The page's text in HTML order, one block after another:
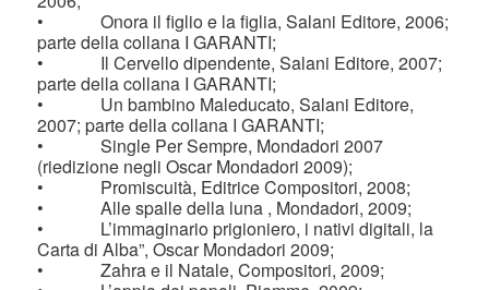
• Onora il figlio e la figlia, Salani Editore, 2006;
parte della collana I GARANTI;
• Il Cervello dipendente, Salani Editore, 2007;
parte della collana I GARANTI;
• Un bambino Maleducato, Salani Editore,
2007; parte della collana I GARANTI;
• Single Per Sempre, Mondadori 2007
(riedizione negli Oscar Mondadori 2009);
• Promiscuità, Editrice Compositori, 2008;
• Alle spalle della luna , Mondadori, 2009;
• L’immaginario prigioniero, i nativi digitali, la
Carta di Alba”, Oscar Mondadori 2009;
• Zahra e il Natale, Compositori, 2009;